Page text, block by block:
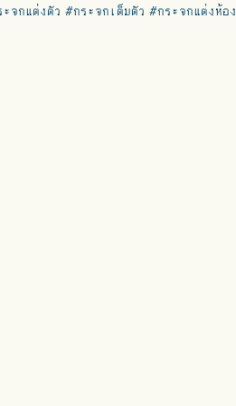
จกแต่งตัว #กระจกเต็มตัว #กระจกแต่งห้อง